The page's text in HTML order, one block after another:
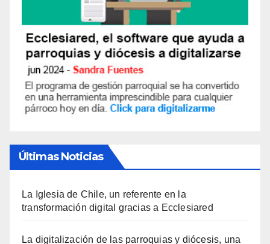
Últimas Noticias
La Iglesia de Chile, un referente en la
transformación digital gracias a Ecclesiared
La digitalización de las parroquias y diócesis, una